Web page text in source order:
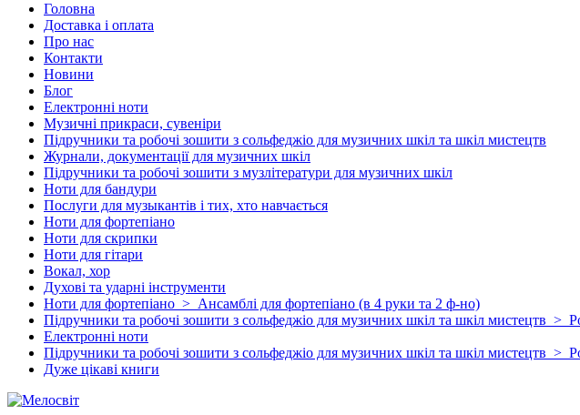
Головна
Доставка і оплата
Про нас
Контакти
Новини
Блог
Електронні ноти
Музичні прикраси, сувеніри
Підручники та робочі зошити з сольфеджіо для музичних шкіл та шкіл мистецтв
Журнали, документації для музичних шкіл
Підручники та робочі зошити з музлітератури для музичних шкіл
Ноти для бандури
Послуги для музыкантів і тих, хто навчається
Ноти для фортепіано
Ноти для скрипки
Ноти для гітари
Вокал, хор
Духові та ударні інструменти
Ноти для фортепіано > Ансамблі для фортепіано (в 4 руки та 2 ф-но)
Підручники та робочі зошити з сольфеджіо для музичних шкіл та шкіл мистецтв >
Електронні ноти
Підручники та робочі зошити з сольфеджіо для музичних шкіл та шкіл мистецтв >
Дуже цікаві книги